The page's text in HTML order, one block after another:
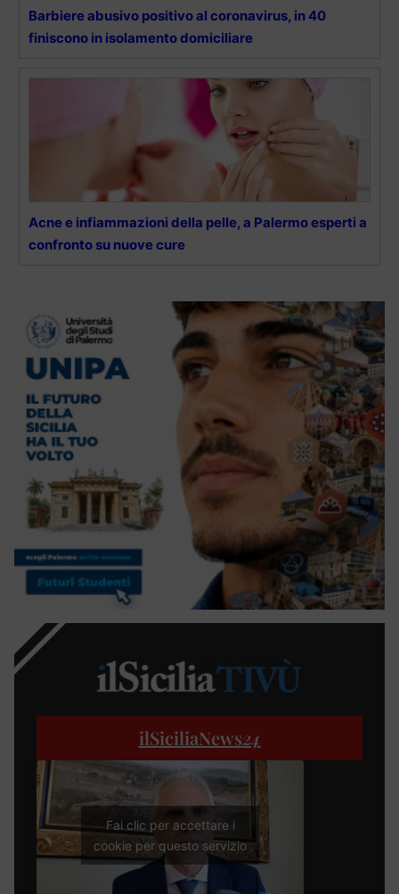
Barbiere abusivo positivo al coronavirus, in 40
finiscono in isolamento domiciliare
Acne e infiammazioni della pelle, a Palermo esperti a
confronto su nuove cure
ilSiciliaNews24
Fai clic per accettare i
cookie per questo servizio